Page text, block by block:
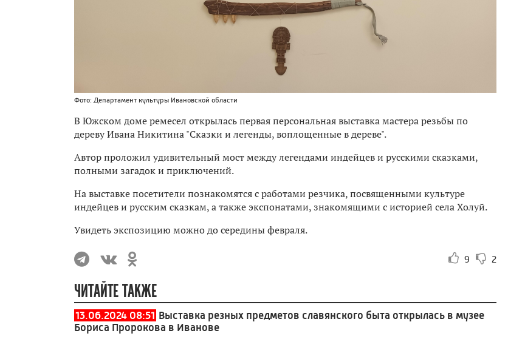
Фото: Департамент культуры Ивановской области
В Южском доме ремесел открылась первая персональная выставка мастера резьбы по
дереву Ивана Никитина "Сказки и легенды, воплощенные в дереве".
Автор проложил удивительный мост между легендами индейцев и русскими сказками,
полными загадок и приключений.
На выставке посетители познакомятся с работами резчика, посвященными культуре
индейцев и русским сказкам, а также экспонатами, знакомящими с историей села Холуй.
Увидеть экспозицию можно до середины февраля.
9 2
ЧИТАЙТЕ ТАКЖЕ
13.06.2024 08:51 Выставка резных предметов славянского быта открылась в музее
Бориса Пророкова в Иванове